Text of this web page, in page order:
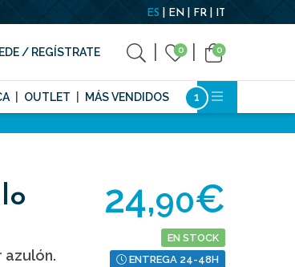
ES EN FR IT
/ REGÍSTRATE 0 0
OUTLET MÁS VENDIDOS
azulón.
24,90€
EN STOCK
ENTREGA 24-48H